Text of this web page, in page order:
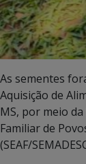
As sementes
Aquisição de
MS, por meio
Familiar de
(SEAF/